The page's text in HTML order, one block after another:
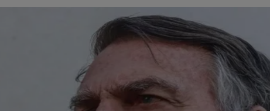
escancarado é que o candidato do ‘mecanismo’ nas eleições
com ou sem Lula, que também não passa de instrumento
da eleição presidencial nas tais urnas eletrônicas, com a
no TSE, em Brasília, será apontado através de um ‘consenso’
em formação de quadrilha dentro da política, do Poder